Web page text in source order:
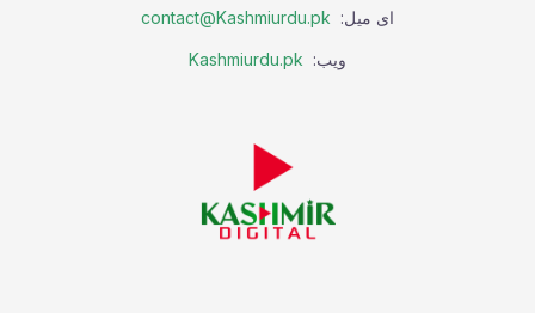
ای میل: contact@Kashmiurdu.pk
ویب: Kashmiurdu.pk